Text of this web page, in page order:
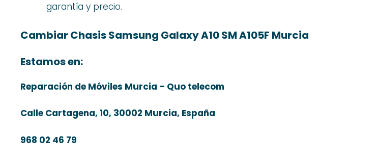
garantía y precio.
Cambiar Chasis Samsung Galaxy A10 SM A105F Murcia
Estamos en:
Reparación de Móviles Murcia – Quo telecom
Calle Cartagena, 10, 30002 Murcia, España
968 02 46 79